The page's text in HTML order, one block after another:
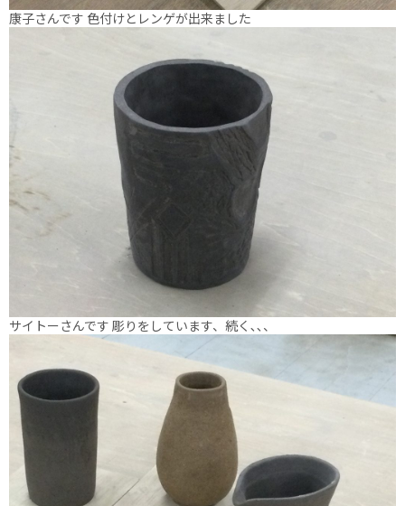
康子さんです 色付けとレンゲが出来ました
サイトーさんです 彫りをしています、続く､､、